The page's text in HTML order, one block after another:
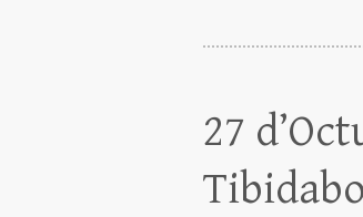
rt
x
27
Tibidabo